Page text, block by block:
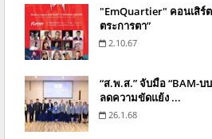
"EmQuartier" คอนเสิร์
ตระการตา”
2.10.67
“ส.พ.ส.” จับมือ “BAM-บ
ลดความขัดแย้ง ...
26.1.68